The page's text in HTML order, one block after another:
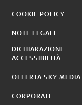
COOKIE POLICY
NOTE LEGALI
DICHIARAZIONE
ACCESSIBILITÀ
OFFERTA SKY MEDIA
CORPORATE